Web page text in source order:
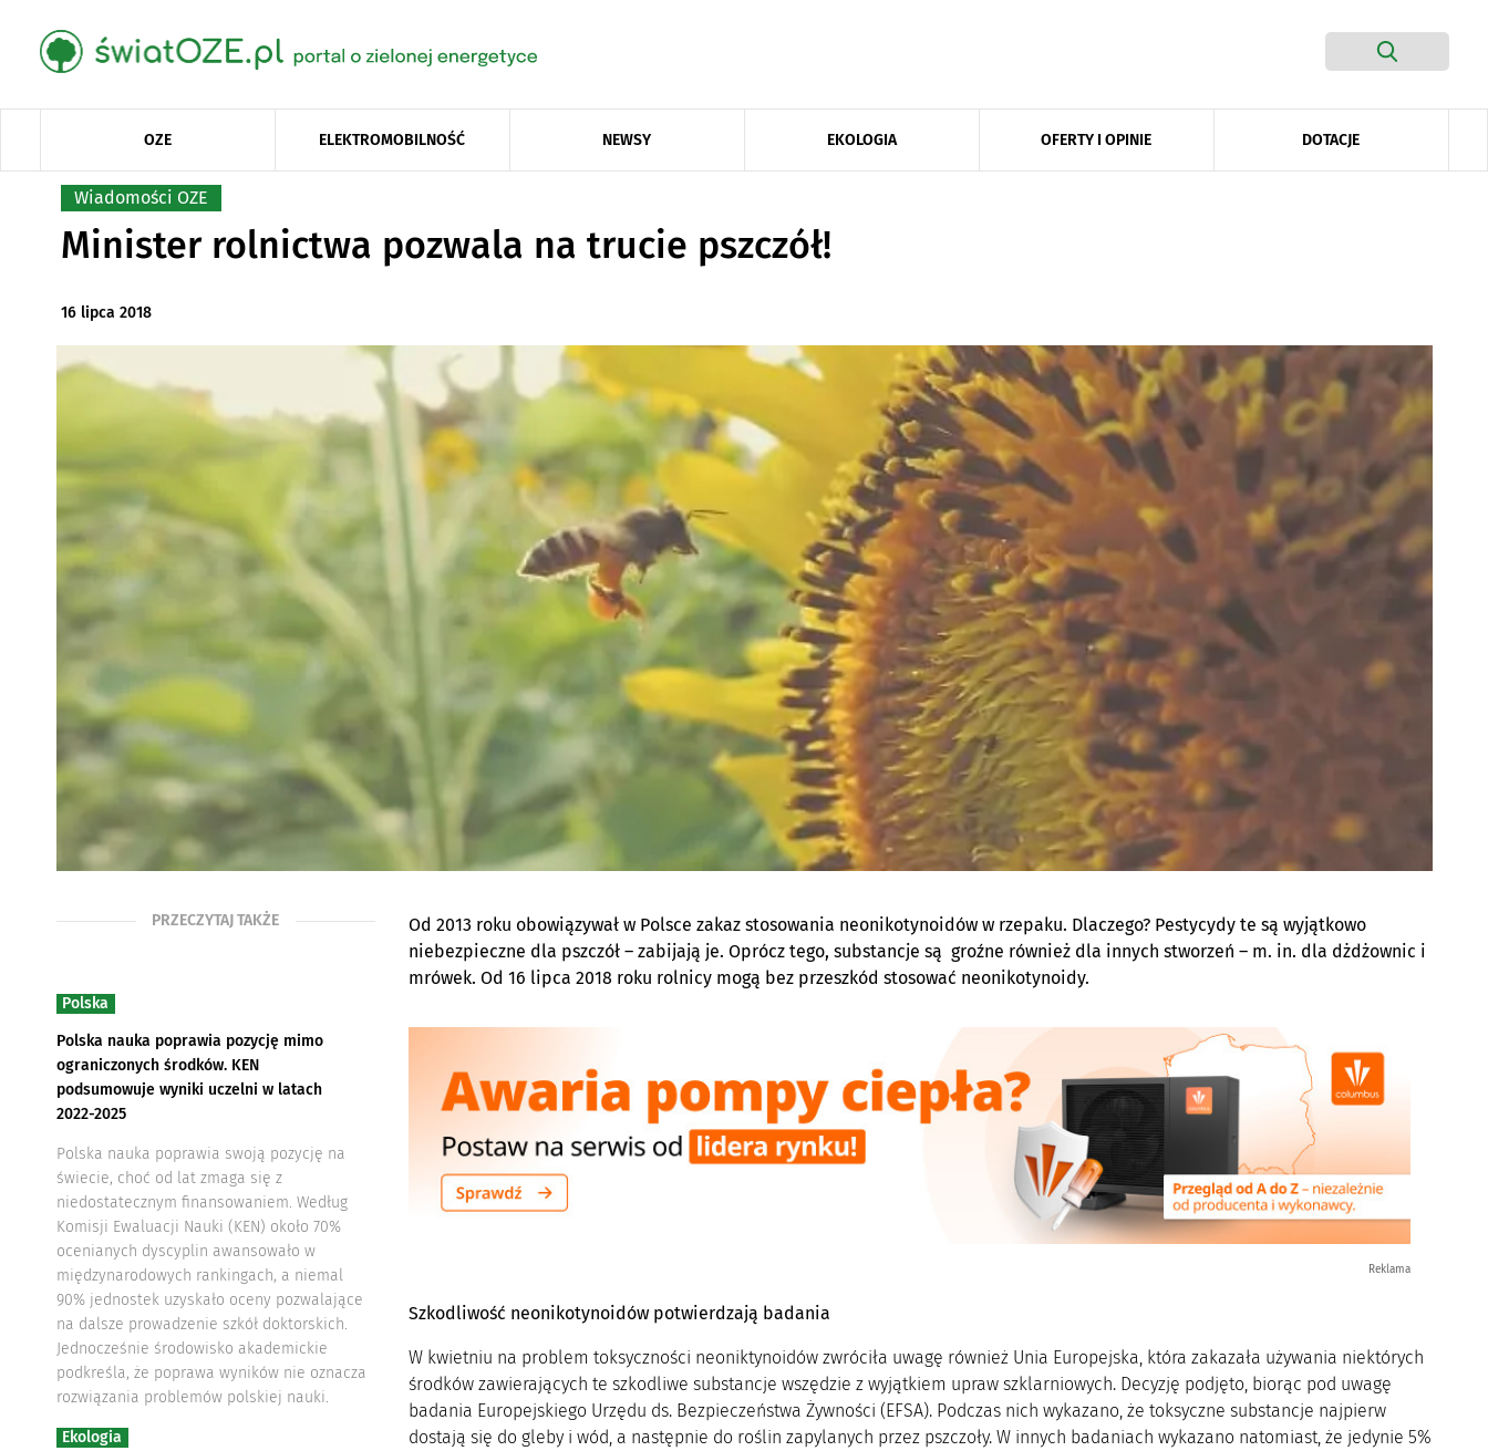
OZE ELEKTROMOBILNOŚĆ NEWSY EKOLOGIA OFERTY I OPINIE DOTACJE
Wiadomości OZE
Minister rolnictwa pozwala na trucie pszczół!
16 lipca 2018
PRZECZYTAJ TAKŻE
Polska
Polska nauka poprawia pozycję mimo
ograniczonych środków. KEN
podsumowuje wyniki uczelni w latach
2022-2025
Polska nauka poprawia swoją pozycję na
świecie, choć od lat zmaga się z
niedostatecznym finansowaniem. Według
Komisji Ewaluacji Nauki (KEN) około 70%
ocenianych dyscyplin awansowało w
międzynarodowych rankingach, a niemal
90% jednostek uzyskało oceny pozwalające
na dalsze prowadzenie szkół doktorskich.
Jednocześnie środowisko akademickie
podkreśla, że poprawa wyników nie oznacza
rozwiązania problemów polskiej nauki.
Ekologia
Od 2013 roku obowiązywał w Polsce zakaz stosowania neonikotynoidów w rzepaku. Dlaczego? Pestycydy te są wyjątkowo
niebezpieczne dla pszczół – zabijają je. Oprócz tego, substancje są groźne również dla innych stworzeń – m. in. dla dżdżownic i
mrówek. Od 16 lipca 2018 roku rolnicy mogą bez przeszkód stosować neonikotynoidy.
Reklama
Szkodliwość neonikotynoidów potwierdzają badania
W kwietniu na problem toksyczności neoniktynoidów zwróciła uwagę również Unia Europejska, która zakazała używania niektórych
środków zawierających te szkodliwe substancje wszędzie z wyjątkiem upraw szklarniowych. Decyzję podjęto, biorąc pod uwagę
badania Europejskiego Urzędu ds. Bezpieczeństwa Żywności (EFSA). Podczas nich wykazano, że toksyczne substancje najpierw
dostają się do gleby i wód, a następnie do roślin zapylanych przez pszczoły. W innych badaniach wykazano natomiast, że jedynie 5%